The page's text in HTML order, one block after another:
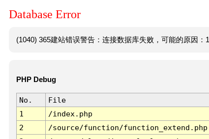
Database Error
(1040) 365建站错误警告：连接数据库失败，可能的原因：
PHP Debug
No. File
1
/index.php
2
/source/function/function_extend.php